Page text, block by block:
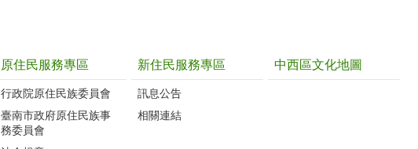
原住民服務專區
行政院原住民族委員會
臺南市政府原住民族事
務委員會
新住民服務專區
訊息公告
相關連結
中西區文化地圖